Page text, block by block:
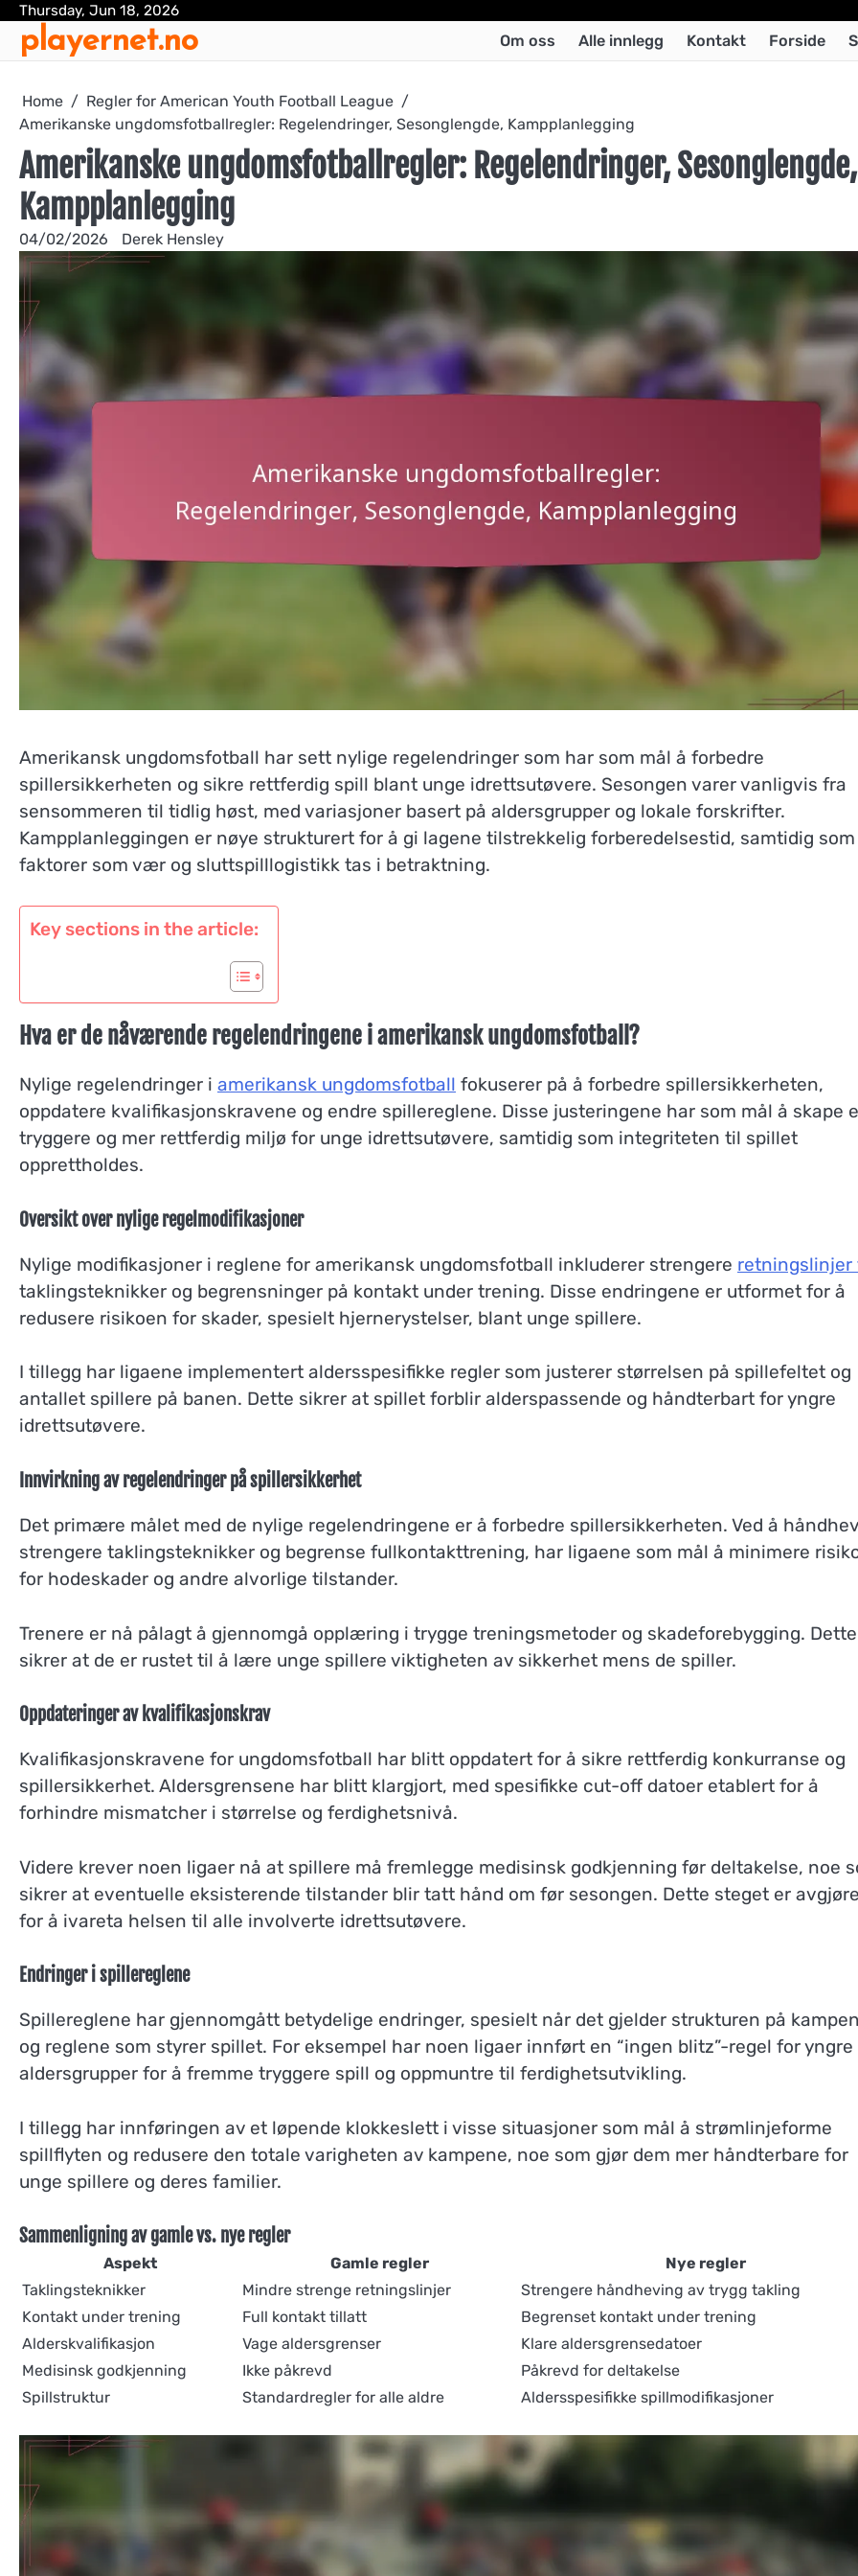
Skip
content
Thursday, Jun 18, 2026
playernet.no Om oss Alle innlegg Kontakt Forside
Home
Regler for American Youth Football League
Amerikanske ungdomsfotballregler: Regelendringer, Sesonglengde, Kampplanlegging
Amerikanske ungdomsfotballregler: Regelendringer, Sesonglengde,
Kampplanlegging
04/02/2026 Derek Hensley
Amerikansk ungdomsfotball har sett nylige regelendringer som har som mål å forbedre
spillersikkerheten og sikre rettferdig spill blant unge idrettsutøvere. Sesongen varer vanligvis fra
sensommeren til tidlig høst, med variasjoner basert på aldersgrupper og lokale forskrifter.
Kampplanleggingen er nøye strukturert for å gi lagene tilstrekkelig forberedelsestid, samtidig som
faktorer som vær og sluttspilllogistikk tas i betraktning.
Key sections in the article:
Hva er de nåværende regelendringene i amerikansk ungdomsfotball?
Nylige regelendringer i amerikansk ungdomsfotball fokuserer på å forbedre spillersikkerheten,
oppdatere kvalifikasjonskravene og endre spillereglene. Disse justeringene har som mål å skape
tryggere og mer rettferdig miljø for unge idrettsutøvere, samtidig som integriteten til spillet
opprettholdes.
Oversikt over nylige regelmodifikasjoner
Nylige modifikasjoner i reglene for amerikansk ungdomsfotball inkluderer strengere retningslinjer
taklingsteknikker og begrensninger på kontakt under trening. Disse endringene er utformet for å
redusere risikoen for skader, spesielt hjernerystelser, blant unge spillere.
I tillegg har ligaene implementert aldersspesifikke regler som justerer størrelsen på spillefeltet og
antallet spillere på banen. Dette sikrer at spillet forblir alderspassende og håndterbart for yngre
idrettsutøvere.
Innvirkning av regelendringer på spillersikkerhet
Det primære målet med de nylige regelendringene er å forbedre spillersikkerheten. Ved å
strengere taklingsteknikker og begrense fullkontakttrening, har ligaene som mål å minimere
for hodeskader og andre alvorlige tilstander.
Trenere er nå pålagt å gjennomgå opplæring i trygge treningsmetoder og skadeforebygging. Dette
sikrer at de er rustet til å lære unge spillere viktigheten av sikkerhet mens de spiller.
Oppdateringer av kvalifikasjonskrav
Kvalifikasjonskravene for ungdomsfotball har blitt oppdatert for å sikre rettferdig konkurranse og
spillersikkerhet. Aldersgrensene har blitt klargjort, med spesifikke cut-off datoer etablert for å
forhindre mismatcher i størrelse og ferdighetsnivå.
Videre krever noen ligaer nå at spillere må fremlegge medisinsk godkjenning før deltakelse, noe
sikrer at eventuelle eksisterende tilstander blir tatt hånd om før sesongen. Dette steget er
for å ivareta helsen til alle involverte idrettsutøvere.
Endringer i spillereglene
Spillereglene har gjennomgått betydelige endringer, spesielt når det gjelder strukturen på
og reglene som styrer spillet. For eksempel har noen ligaer innført en “ingen blitz”-regel for yngre
aldersgrupper for å fremme tryggere spill og oppmuntre til ferdighetsutvikling.
I tillegg har innføringen av et løpende klokkeslett i visse situasjoner som mål å strømlinjeforme
spillflyten og redusere den totale varigheten av kampene, noe som gjør dem mer håndterbare for
unge spillere og deres familier.
Sammenligning av gamle vs. nye regler
Aspekt Gamle regler
Nye regler
Taklingsteknikker
Mindre strenge retningslinjer
Strengere håndheving av trygg takling
Kontakt under trening
Full kontakt tillatt
Begrenset kontakt under trening
Alderskvalifikasjon
Vage aldersgrenser
Klare aldersgrensedatoer
Medisinsk godkjenning
Ikke påkrevd
Påkrevd for deltakelse
Spillstruktur
Standardregler for alle aldre Aldersspesifikke spillmodifikasjoner